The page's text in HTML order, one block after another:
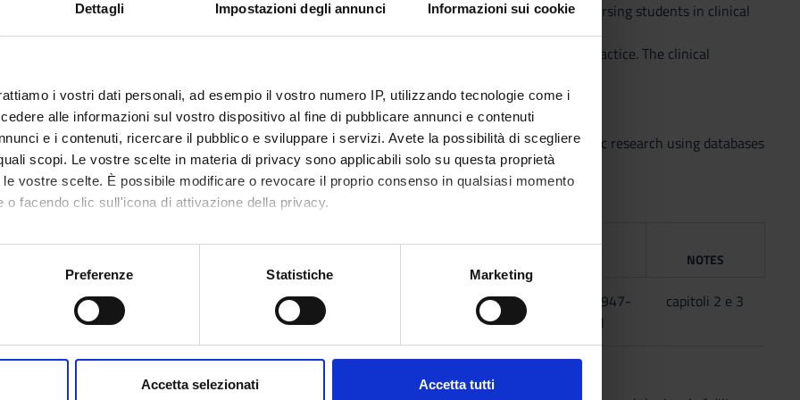
Dettagli Impostazioni degli annunci Informazioni sui cookie
i vostri dati personali, ad esempio il vostro numero IP, utilizzando tecnologie come i
alle informazioni sul vostro dispositivo al fine di pubblicare annunci e contenuti
e i contenuti, ricercare il pubblico e sviluppare i servizi. Avete la possibilità di scegliere
scopi. Le vostre scelte in materia di privacy sono applicabili solo su questa proprietà
vostre scelte. È possibile modificare o revocare il proprio consenso in qualsiasi momento
o facendo clic sull'icona di attivazione della privacy.
anche:
sulla tua posizione geografica, con un'approssimazione di qualche metro,
in qualsiasi momento dalla Dichiarazione sui cookie.
Preferenze Statistiche Marketing
Accetta selezionati Accetta tutti
may reduce the emotional impact in dealing with patents’ real situation experienced by the nursing students in clinical
offers to the students the opportunity to train and apply theoretical principles to clinical practice. The clinical
in equipped settings, where a tutor or an expert nurse guides a small group of students.
year are: to examine patient with heart failure, develop relational abilities, make a bibliographic research using databases
notes during nursing handover.
PUBLISHING
NOTES
Trattato di cure infermieristiche
2020
978-88-7947-
576-1
capitoli 2 e 3